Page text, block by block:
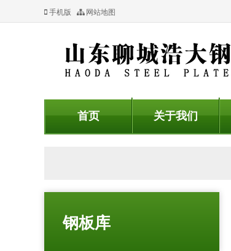
手机版 网站地图
首页 关于我们
钢板库